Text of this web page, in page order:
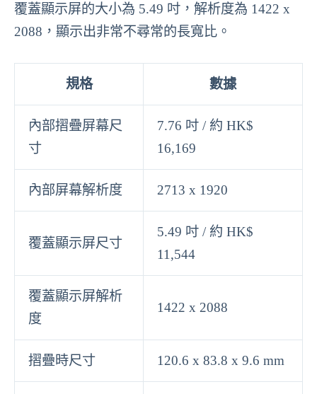
覆蓋顯示屏的大小為 5.49 吋，解析度為 1422 x
2088，顯示出非常不尋常的長寬比。
規格 數據
內部摺疊屏幕尺
寸
7.76 吋 / 約 HK$
16,169
內部屏幕解析度 2713 x 1920
覆蓋顯示屏尺寸
5.49 吋 / 約 HK$
11,544
覆蓋顯示屏解析
度
1422 x 2088
摺疊時尺寸 120.6 x 83.8 x 9.6 mm